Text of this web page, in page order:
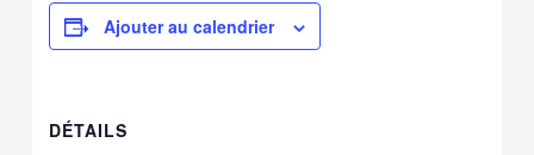
Ajouter au calendrier
DÉTAILS